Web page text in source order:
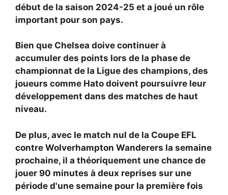
début de la saison 2024-25 et a joué un rôle
important pour son pays.
Bien que Chelsea doive continuer à
accumuler des points lors de la phase de
championnat de la Ligue des champions, des
joueurs comme Hato doivent poursuivre leur
développement dans des matches de haut
niveau.
De plus, avec le match nul de la Coupe EFL
contre Wolverhampton Wanderers la semaine
prochaine, il a théoriquement une chance de
jouer 90 minutes à deux reprises sur une
période d'une semaine pour la première fois